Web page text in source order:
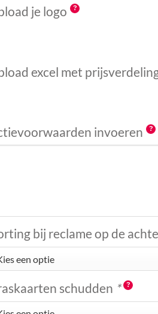
je logo
excel met
invoeren
bij reclame op de
schudden *